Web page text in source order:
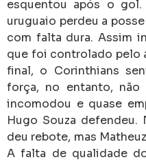
esquentou após o
uruguaio perdeu a
com falta dura. Assim
que foi controlado pelo
final, o Corinthians
força, no entanto, não
incomodou e quase
Hugo Souza
deu rebote, mas
A falta de qualidade